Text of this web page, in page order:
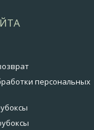
персональных